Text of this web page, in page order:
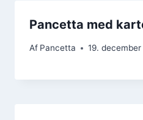
Pancetta med
Af Pancetta 19.